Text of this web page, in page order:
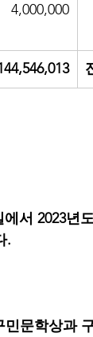
4,000,000
서 2023년
.
문학상과